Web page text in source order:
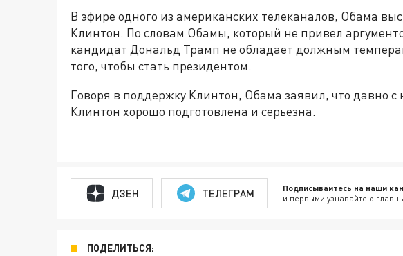
В эфире одного из американских телеканалов, Обама
Клинтон. По словам Обамы, который не привел
кандидат Дональд Трамп не обладает должным
того, чтобы стать президентом.
Говоря в поддержку Клинтон, Обама заявил, что давно с
Клинтон хорошо подготовлена и серьезна.
ДЗЕН ТЕЛЕГРАМ Подписывайтесь на наши
и первыми узнавайте о
ПОДЕЛИТЬСЯ: